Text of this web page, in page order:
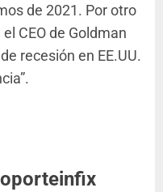
de 2021. Por otro
CEO de Goldman
recesión en EE.UU.